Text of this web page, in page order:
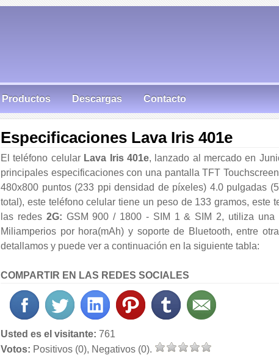
Productos Descargas Contacto
Especificaciones Lava Iris 401e
El teléfono celular Lava Iris 401e, lanzado al mercado en
principales especificaciones con una pantalla TFT
480x800 puntos (233 ppi densidad de píxeles) 4.0 pulgadas
total), este teléfono celular tiene un peso de 133 gramos, este
las redes 2G: GSM 900 / 1800 - SIM 1 & SIM 2, utiliza una
Miliamperios por hora(mAh) y soporte de Bluetooth, entre
detallamos y puede ver a continuación en la siguiente tabla:
COMPARTIR EN LAS REDES SOCIALES
Usted es el visitante: 761
Votos: Positivos (0), Negativos (0).